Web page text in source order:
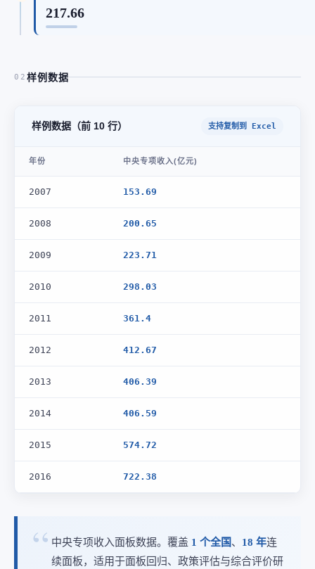
217.66
02 样例数据
样例数据（前 10 行） 支持复制到 Excel
年份 中央专项收入(亿元)
2007 153.69
2008 200.65
2009 223.71
2010 298.03
2011 361.4
2012 412.67
2013 406.39
2014 406.59
2015 574.72
2016 722.38
中央专项收入面板数据。覆盖 1 个全国、 18 年连
续面板，适用于面板回归、政策评估与综合评价研